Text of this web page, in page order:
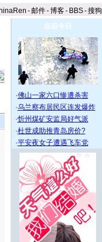
-邮件-博客- BBS-搜狗
点击今日
·佛山一家六口惨遭杀害
·乌兰察布居民区连发爆炸
·忻州煤矿安监局好气派
·杜世成助推青岛房价?
·平安夜女子遭遇飞车党